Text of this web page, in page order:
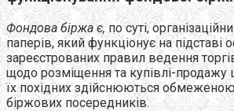
Фондова біржа є, по суті,
паперів, який функціонує на підставі
зареєстрованих правил ведення
щодо розміщення та купівлі-продажу
їх похідних здійснюються
біржових посередників.